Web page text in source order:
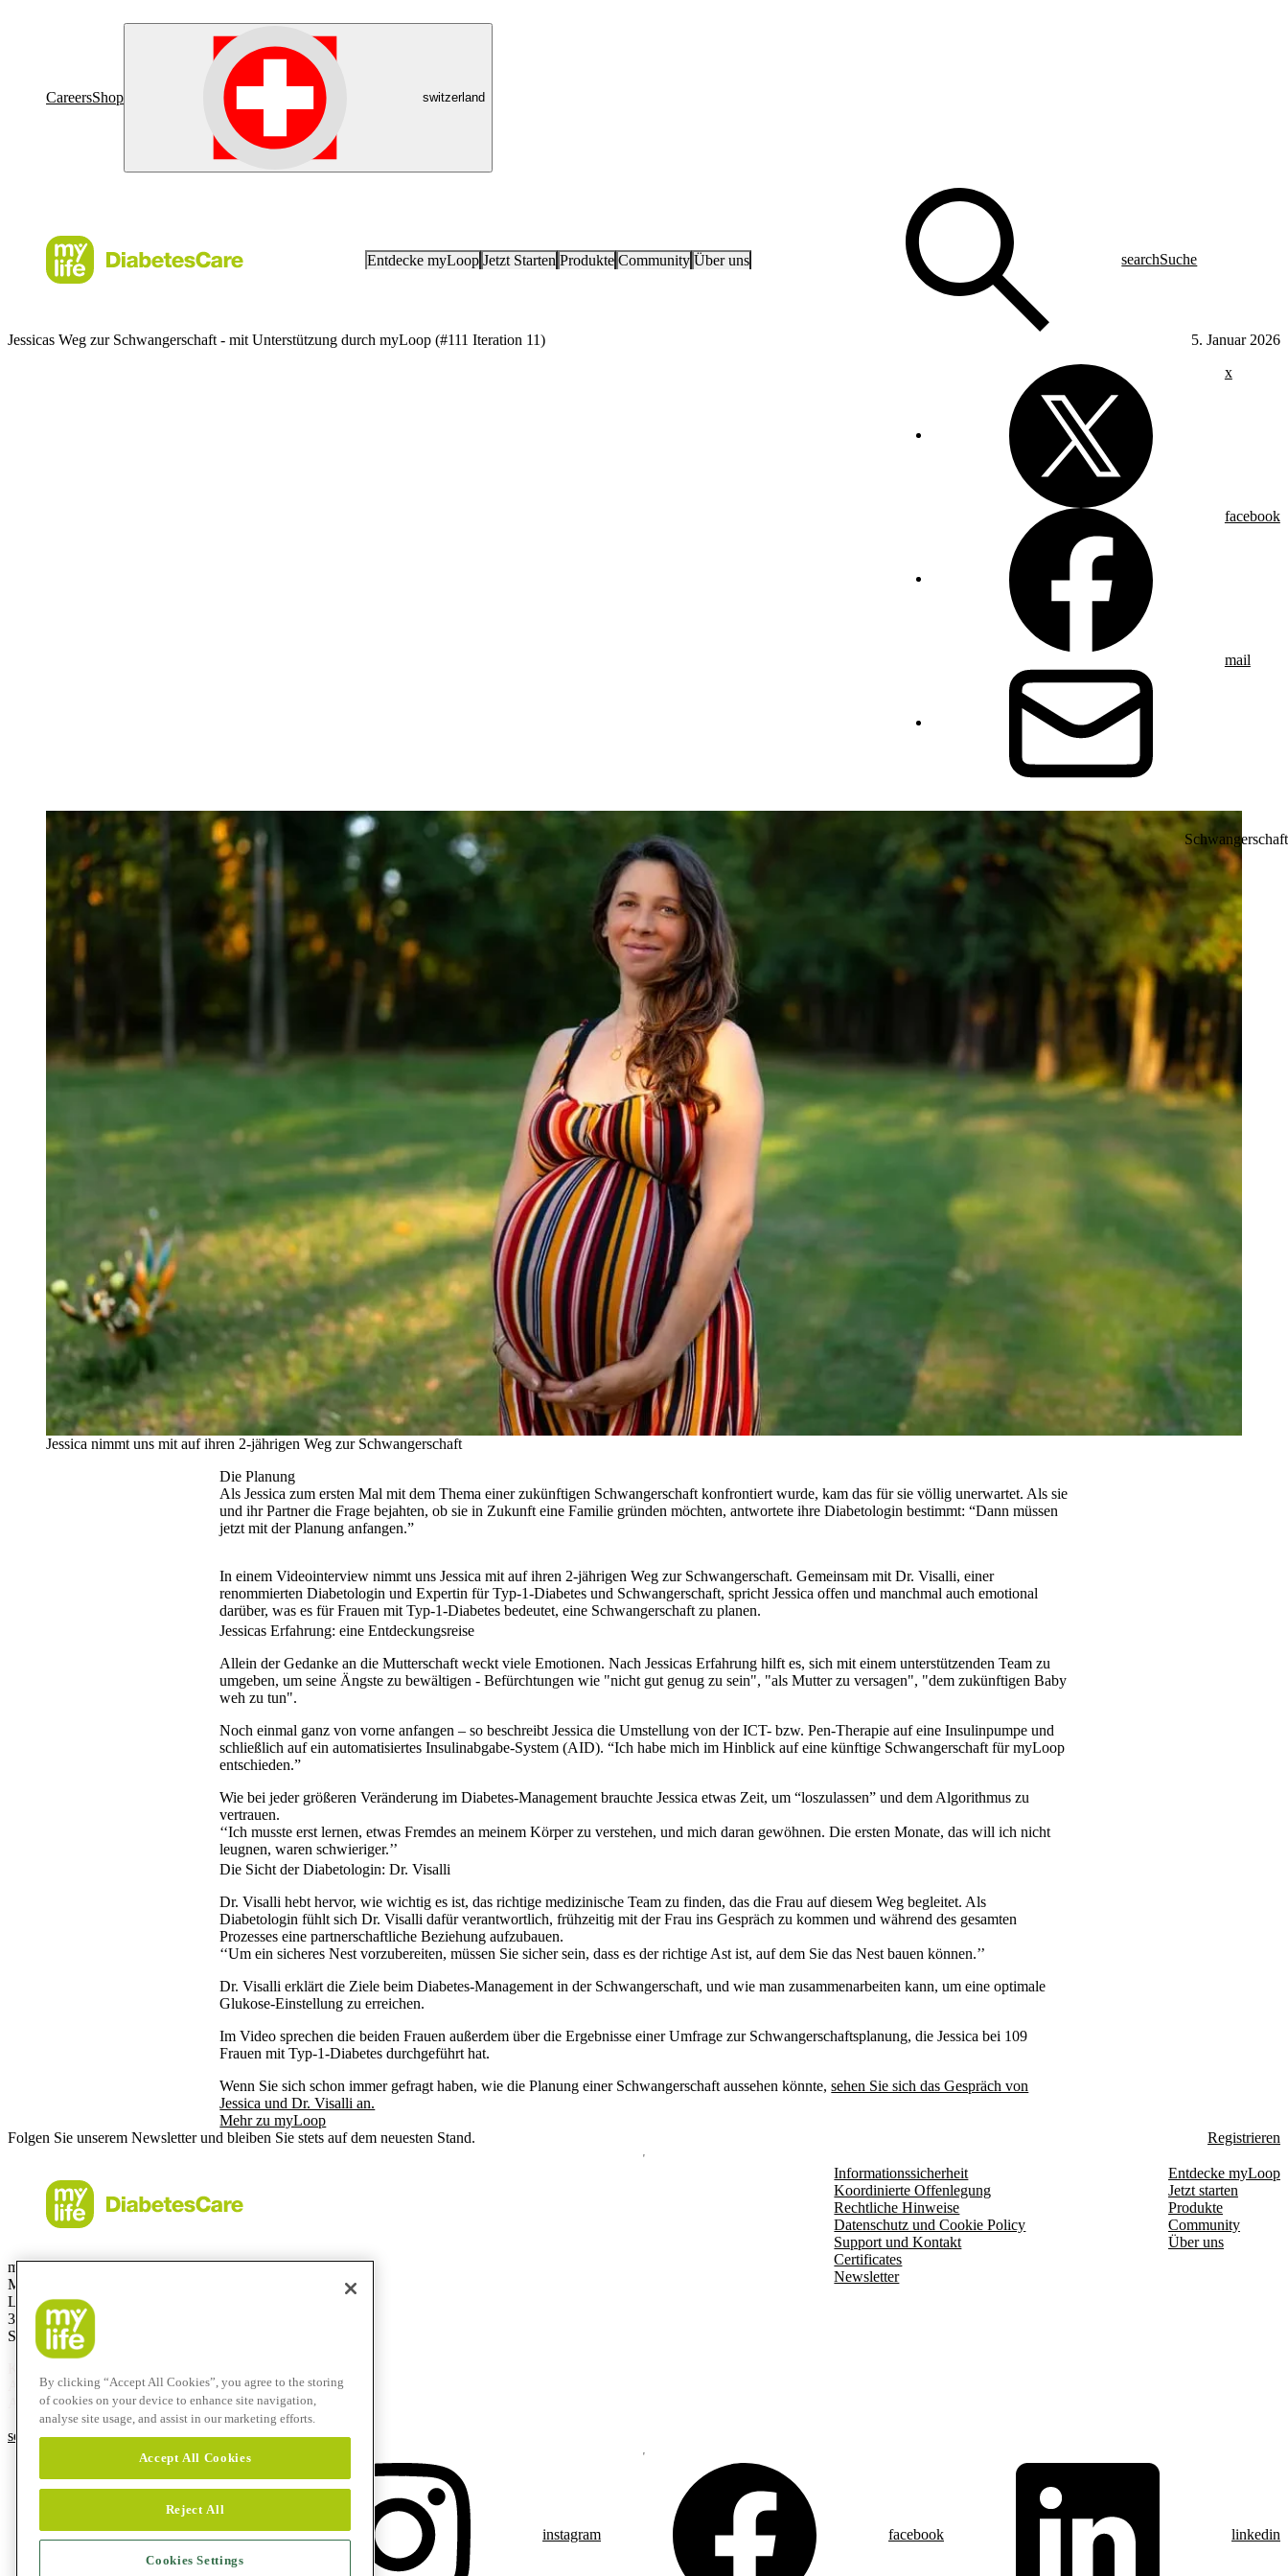
CareersShop switzerland
Entdecke myLoop Jetzt Starten Produkte Community Über uns searchSuche
Jessicas Weg zur Schwangerschaft - mit Unterstützung durch myLoop (#111 Iteration 11)
5. Januar 2026
x
facebook
mail
Schwangerschaft
Jessica nimmt uns mit auf ihren 2-jährigen Weg zur Schwangerschaft
Die Planung
Als Jessica zum ersten Mal mit dem Thema einer zukünftigen Schwangerschaft konfrontiert wurde, kam das für sie völlig unerwartet. Als sie
und ihr Partner die Frage bejahten, ob sie in Zukunft eine Familie gründen möchten, antwortete ihre Diabetologin bestimmt: “Dann müssen
jetzt mit der Planung anfangen.”
In einem Videointerview nimmt uns Jessica mit auf ihren 2-jährigen Weg zur Schwangerschaft. Gemeinsam mit Dr. Visalli, einer
renommierten Diabetologin und Expertin für Typ-1-Diabetes und Schwangerschaft, spricht Jessica offen und manchmal auch emotional
darüber, was es für Frauen mit Typ-1-Diabetes bedeutet, eine Schwangerschaft zu planen.
Jessicas Erfahrung: eine Entdeckungsreise
Allein der Gedanke an die Mutterschaft weckt viele Emotionen. Nach Jessicas Erfahrung hilft es, sich mit einem unterstützenden Team zu
umgeben, um seine Ängste zu bewältigen - Befürchtungen wie "nicht gut genug zu sein", "als Mutter zu versagen", "dem zukünftigen Baby
weh zu tun".
Noch einmal ganz von vorne anfangen – so beschreibt Jessica die Umstellung von der ICT- bzw. Pen-Therapie auf eine Insulinpumpe und
schließlich auf ein automatisiertes Insulinabgabe-System (AID). “Ich habe mich im Hinblick auf eine künftige Schwangerschaft für myLoop
entschieden.”
Wie bei jeder größeren Veränderung im Diabetes-Management brauchte Jessica etwas Zeit, um “loszulassen” und dem Algorithmus zu
vertrauen.
‘‘Ich musste erst lernen, etwas Fremdes an meinem Körper zu verstehen, und mich daran gewöhnen. Die ersten Monate, das will ich nicht
leugnen, waren schwieriger.’’
Die Sicht der Diabetologin: Dr. Visalli
Dr. Visalli hebt hervor, wie wichtig es ist, das richtige medizinische Team zu finden, das die Frau auf diesem Weg begleitet. Als
Diabetologin fühlt sich Dr. Visalli dafür verantwortlich, frühzeitig mit der Frau ins Gespräch zu kommen und während des gesamten
Prozesses eine partnerschaftliche Beziehung aufzubauen.
‘‘Um ein sicheres Nest vorzubereiten, müssen Sie sicher sein, dass es der richtige Ast ist, auf dem Sie das Nest bauen können.’’
Dr. Visalli erklärt die Ziele beim Diabetes-Management in der Schwangerschaft, und wie man zusammenarbeiten kann, um eine optimale
Glukose-Einstellung zu erreichen.
Im Video sprechen die beiden Frauen außerdem über die Ergebnisse einer Umfrage zur Schwangerschaftsplanung, die Jessica bei 109
Frauen mit Typ-1-Diabetes durchgeführt hat.
Wenn Sie sich schon immer gefragt haben, wie die Planung einer Schwangerschaft aussehen könnte,sehen Sie sich das Gespräch von
Jessica und Dr. Visalli an.
Mehr zu myLoop
Folgen Sie unserem Newsletter und bleiben Sie stets auf dem neuesten Stand.
Registrieren
mylife Diabetes Care AG
Markt Schweiz
Lyssachstrasse 40
3400 Burgdorf
Switzerland
Aus der Schweiz:0800 44 11 44
Aus dem Ausland: +41 58 234 71 11
service@mylife-diabetescare.ch
Informationssicherheit
Koordinierte Offenlegung
Rechtliche Hinweise
Datenschutz und Cookie Policy
Support und Kontakt
Certificates
Newsletter
Entdecke myLoop
Jetzt starten
Produkte
Community
Über uns
instagram facebook linkedin
By clicking “Accept All Cookies”, you agree to the storing
of cookies on your device to enhance site navigation,
analyse site usage, and assist in our marketing efforts.
Accept All Cookies
Reject All
Cookies Settings